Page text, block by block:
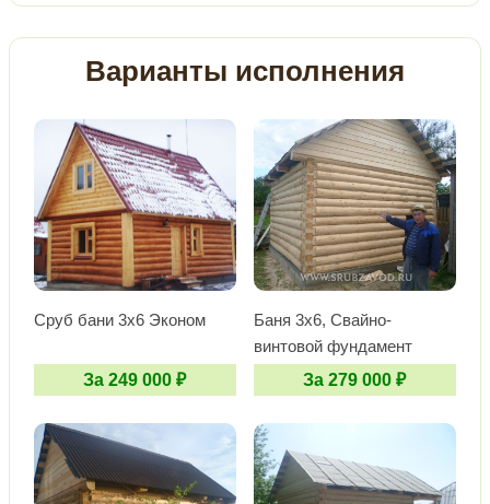
Варианты исполнения
Сруб бани 3х6 Эконом
За 249 000 ₽
Баня 3х6, Свайно-
винтовой фундамент
За 279 000 ₽